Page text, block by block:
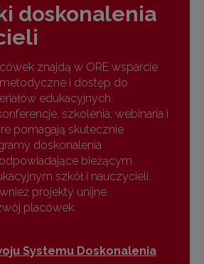
doskonalenia
znajdą w ORE wsparcie
i dostęp do
edukacyjnych.
szkolenia, webinaria i
pomagają skutecznie
doskonalenia
bieżącym
szkół i nauczycieli.
projekty unijne
placówek.
Systemu Doskonalenia